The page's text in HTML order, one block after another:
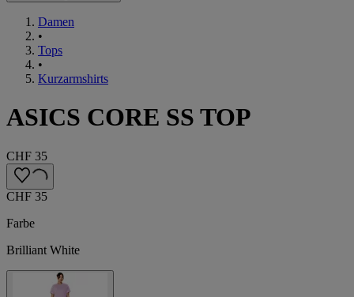
Damen
•
Tops
•
Kurzarmshirts
ASICS CORE SS TOP
CHF 35
CHF 35
Farbe
Brilliant White